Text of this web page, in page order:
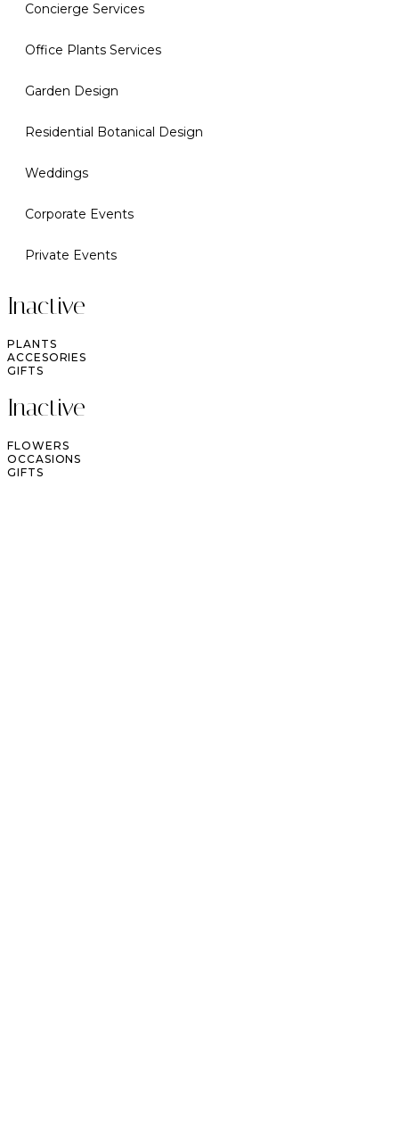
Concierge Services
Office Plants Services
Garden Design
Residential Botanical Design
Weddings
Corporate Events
Private Events
Inactive
PLANTS
ACCESORIES
GIFTS
Inactive
FLOWERS
OCCASIONS
GIFTS